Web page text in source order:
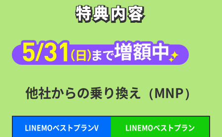
特典内容
特典内容
他社からの乗り換え（MNP）
LINEMOベストプランV LINEMOベストプラン